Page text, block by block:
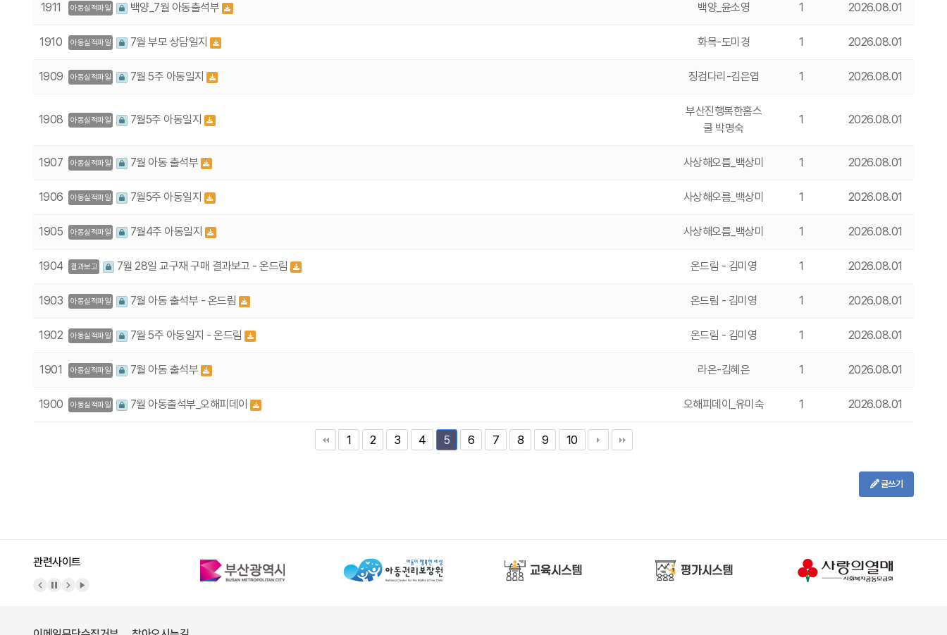
1911 아동실적파일 백양_7월 아동출석부 백양_윤소영 1 2026.08.01
1910 아동실적파일 7월 부모 상담일지 화목-도미경 1 2026.08.01
1909 아동실적파일 7월 5주 아동일지 징검다리-김은엽 1 2026.08.01
1908 아동실적파일 7월5주 아동일지
부산진행복한홈스
쿨 박명숙
1 2026.08.01
1907 아동실적파일 7월 아동 출석부 사상해오름_백상미 1 2026.08.01
1906 아동실적파일 7월5주 아동일지 사상해오름_백상미 1 2026.08.01
1905 아동실적파일 7월4주 아동일지 사상해오름_백상미 1 2026.08.01
1904 결과보고 7월 28일 교구재 구매 결과보고 - 온드림 온드림 - 김미영 1 2026.08.01
1903 아동실적파일 7월 아동 출석부 - 온드림 온드림 - 김미영 1 2026.08.01
1902 아동실적파일 7월 5주 아동일지 - 온드림 온드림 - 김미영 1 2026.08.01
1901 아동실적파일 7월 아동 출석부 라온-김혜은 1 2026.08.01
1900 아동실적파일 7월 아동출석부_오해피데이 오해피데이_유미숙 1 2026.08.01
1 2 3 4 5 6 7 8 9 10
글쓰기
관련사이트